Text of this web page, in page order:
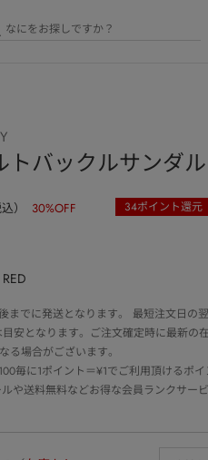
トバックルサンダル
） 30%OFF 34ポイント還元
までに発送となります。 最短注文日の
安となります。ご注文確定時に最新の
る場合がございます。
毎に1ポイント＝¥1でご利用頂けるポ
や送料無料などお得な会員ランクサー